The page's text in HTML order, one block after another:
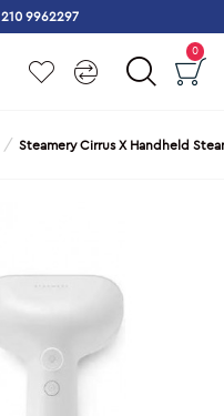
210 9962297
0
Steamery Cirrus X Handheld